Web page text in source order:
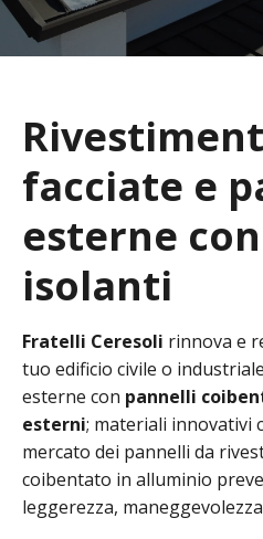
facciate e
esterne
isolanti
Fratelli Ceresoli rinnova e
tuo edificio civile o
esterne con pannelli
esterni; materiali innovativi
mercato dei pannelli da
coibentato in alluminio
leggerezza,